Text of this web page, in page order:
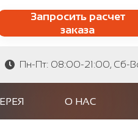
Запросить расчет
заказа
сайту Найти по
Пн-Пт: 08:00-21:00, Сб-
О НАС